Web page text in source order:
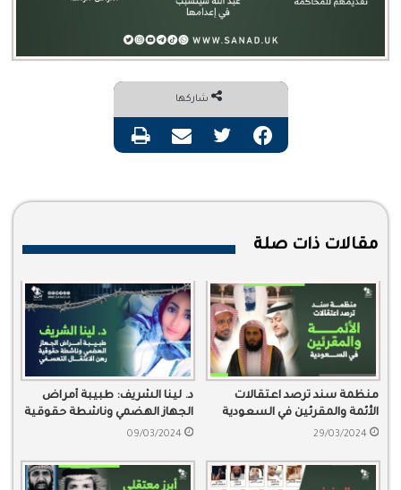
شاركها
فيسبوك تويتر مشاركة عبر البريد طباعة
مقالات ذات صلة
منظمة سند ترصد اعتقالات
الأئمة والمقرئين في السعودية
29/03/2024
د. لينا الشريف: طبيبة أمراض
الجهاز الهضمي وناشطة حقوقية
رهن الاعتقال التعسفي
09/03/2024